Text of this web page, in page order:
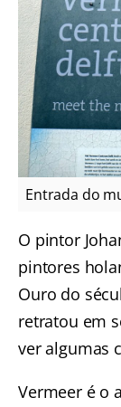
Entrada do
O pintor
pintores
Ouro do
retratou em
ver algumas
Vermeer é o